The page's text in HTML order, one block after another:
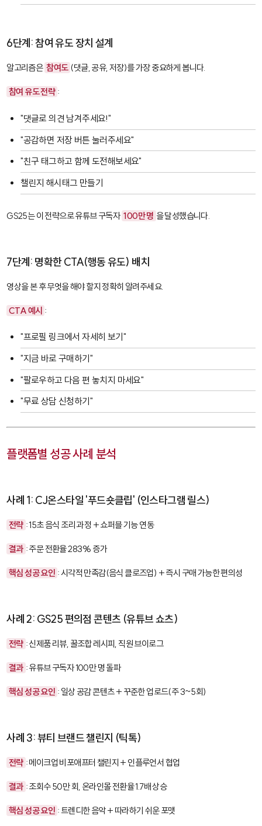
6단계: 참여 유도 장치 설계
알고리즘은 참여도 (댓글, 공유, 저장)를 가장 중요하게 봅니다.
참여 유도 전략 :
"댓글로 의견 남겨주세요!"
"공감하면 저장 버튼 눌러주세요"
"친구 태그하고 함께 도전해보세요"
챌린지 해시태그 만들기
GS25는 이 전략으로 유튜브 구독자 100만 명 을 달성했습니다.
7단계: 명확한 CTA(행동 유도) 배치
영상을 본 후 무엇을 해야 할지 정확히 알려주세요.
CTA 예시 :
"프로필 링크에서 자세히 보기"
"지금 바로 구매하기"
"팔로우하고 다음 편 놓치지 마세요"
"무료 상담 신청하기"
플랫폼별 성공 사례 분석
사례 1: CJ온스타일 '푸드숏클립' (인스타그램 릴스)
전략 : 15초 음식 조리 과정 + 쇼퍼블 기능 연동
결과 : 주문 전환율 283% 증가
핵심 성공 요인 : 시각적 만족감(음식 클로즈업) + 즉시 구매 가능한 편의성
사례 2: GS25 편의점 콘텐츠 (유튜브 쇼츠)
전략 : 신제품 리뷰, 꿀조합 레시피, 직원 브이로그
결과 : 유튜브 구독자 100만 명 돌파
핵심 성공 요인 : 일상 공감 콘텐츠 + 꾸준한 업로드(주 3~5회)
사례 3: 뷰티 브랜드 챌린지 (틱톡)
전략 : 메이크업 비포애프터 챌린지 + 인플루언서 협업
결과 : 조회수 50만 회, 온라인몰 전환율 1.7배 상승
핵심 성공 요인 : 트렌디한 음악 + 따라하기 쉬운 포맷